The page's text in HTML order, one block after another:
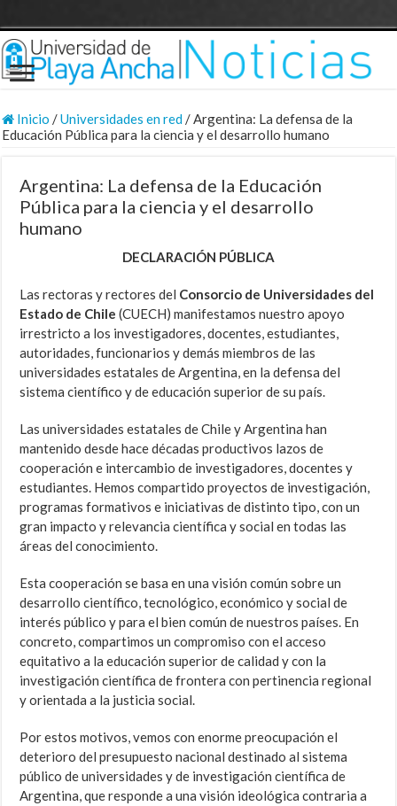
Inicio /Universidades en red/Argentina: La defensa de la
Educación Pública para la ciencia y el desarrollo humano
Argentina: La defensa de la Educación
Pública para la ciencia y el desarrollo
humano
DECLARACIÓN PÚBLICA
Las rectoras y rectores del Consorcio de Universidades del
Estado de Chile (CUECH) manifestamos nuestro apoyo
irrestricto a los investigadores, docentes, estudiantes,
autoridades, funcionarios y demás miembros de las
universidades estatales de Argentina, en la defensa del
sistema científico y de educación superior de su país.
Las universidades estatales de Chile y Argentina han
mantenido desde hace décadas productivos lazos de
cooperación e intercambio de investigadores, docentes y
estudiantes. Hemos compartido proyectos de investigación,
programas formativos e iniciativas de distinto tipo, con un
gran impacto y relevancia científica y social en todas las
áreas del conocimiento.
Esta cooperación se basa en una visión común sobre un
desarrollo científico, tecnológico, económico y social de
interés público y para el bien común de nuestros países. En
concreto, compartimos un compromiso con el acceso
equitativo a la educación superior de calidad y con la
investigación científica de frontera con pertinencia regional
y orientada a la justicia social.
Por estos motivos, vemos con enorme preocupación el
deterioro del presupuesto nacional destinado al sistema
público de universidades y de investigación científica de
Argentina, que responde a una visión ideológica contraria a